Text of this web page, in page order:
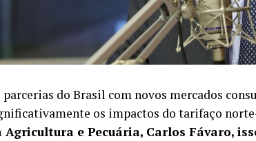
parcerias do Brasil com novos mercados
os impactos do tarifaço
Agricultura e Pecuária, Carlos Fávaro,